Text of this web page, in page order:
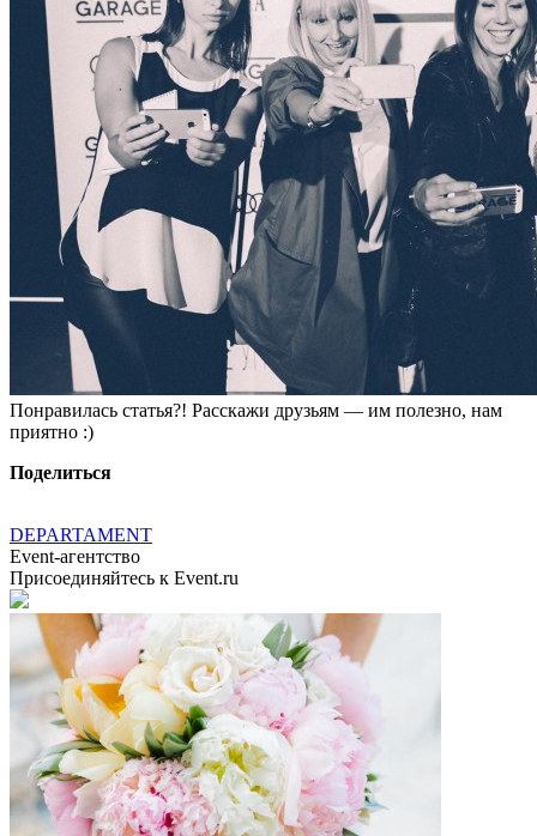
Понравилась статья?! Расскажи друзьям — им полезно, нам
приятно :)
Поделиться
DEPARTAMENT
Event-агентство
Присоединяйтесь к Event.ru